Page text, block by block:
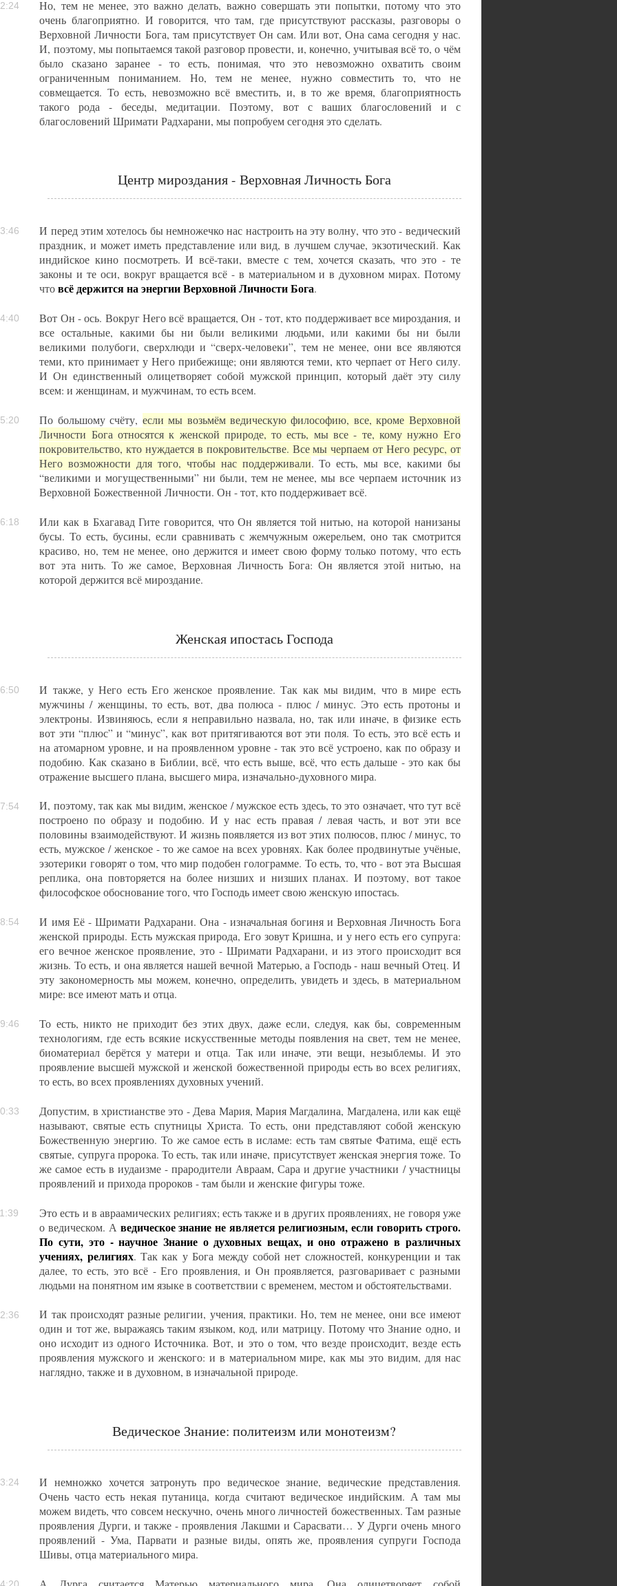
Но, тем не менее, это важно делать, важно совершать эти попытки, потому что это
очень благоприятно. И говорится, что там, где присутствуют рассказы, разговоры о
Верховной Личности Бога, там присутствует Он сам. Или вот, Она сама сегодня у нас.
И, поэтому, мы попытаемся такой разговор провести, и, конечно, учитывая всё то, о чём
было сказано заранее - то есть, понимая, что это невозможно охватить своим
ограниченным пониманием. Но, тем не менее, нужно совместить то, что не
совмещается. То есть, невозможно всё вместить, и, в то же время, благоприятность
такого рода - беседы, медитации. Поэтому, вот с ваших благословений и с
благословений Шримати Радхарани, мы попробуем сегодня это сделать.
Центр мироздания - Верховная Личность Бога
И перед этим хотелось бы немножечко нас настроить на эту волну, что это - ведический
праздник, и может иметь представление или вид, в лучшем случае, экзотический. Как
индийское кино посмотреть. И всё-таки, вместе с тем, хочется сказать, что это - те
законы и те оси, вокруг вращается всё - в материальном и в духовном мирах. Потому
чтовсё держится на энергии Верховной Личности Бога.
Вот Он - ось. Вокруг Него всё вращается, Он - тот, кто поддерживает все мироздания, и
все остальные, какими бы ни были великими людьми, или какими бы ни были
великими полубоги, сверхлюди и “сверх-человеки”, тем не менее, они все являются
теми, кто принимает у Него прибежище; они являются теми, кто черпает от Него силу.
И Он единственный олицетворяет собой мужской принцип, который даёт эту силу
всем: и женщинам, и мужчинам, то есть всем.
По большому счёту, если мы возьмём ведическую философию, все, кроме Верховной
Личности Бога относятся к женской природе, то есть, мы все - те, кому нужно Его
покровительство, кто нуждается в покровительстве. Все мы черпаем от Него ресурс, от
Него возможности для того, чтобы нас поддерживали. То есть, мы все, какими бы
“великими и могущественными” ни были, тем не менее, мы все черпаем источник из
Верховной Божественной Личности. Он - тот, кто поддерживает всё.
Или как в Бхагавад Гите говорится, что Он является той нитью, на которой нанизаны
бусы. То есть, бусины, если сравнивать с жемчужным ожерельем, оно так смотрится
красиво, но, тем не менее, оно держится и имеет свою форму только потому, что есть
вот эта нить. То же самое, Верховная Личность Бога: Он является этой нитью, на
которой держится всё мироздание.
Женская ипостась Господа
И также, у Него есть Его женское проявление. Так как мы видим, что в мире есть
мужчины / женщины, то есть, вот, два полюса - плюс / минус. Это есть протоны и
электроны. Извиняюсь, если я неправильно назвала, но, так или иначе, в физике есть
вот эти “плюс” и “минус”, как вот притягиваются вот эти поля. То есть, это всё есть и
на атомарном уровне, и на проявленном уровне - так это всё устроено, как по образу и
подобию. Как сказано в Библии, всё, что есть выше, всё, что есть дальше - это как бы
отражение высшего плана, высшего мира, изначально-духовного мира.
И, поэтому, так как мы видим, женское / мужское есть здесь, то это означает, что тут всё
построено по образу и подобию. И у нас есть правая / левая часть, и вот эти все
половины взаимодействуют. И жизнь появляется из вот этих полюсов, плюс / минус, то
есть, мужское / женское - то же самое на всех уровнях. Как более продвинутые учёные,
эзотерики говорят о том, что мир подобен голограмме. То есть, то, что - вот эта Высшая
реплика, она повторяется на более низших и низших планах. И поэтому, вот такое
философское обоснование того, что Господь имеет свою женскую ипостась.
И имя Её - Шримати Радхарани. Она - изначальная богиня и Верховная Личность Бога
женской природы. Есть мужская природа, Его зовут Кришна, и у него есть его супруга:
его вечное женское проявление, это - Шримати Радхарани, и из этого происходит вся
жизнь. То есть, и она является нашей вечной Матерью, а Господь - наш вечный Отец. И
эту закономерность мы можем, конечно, определить, увидеть и здесь, в материальном
мире: все имеют мать и отца.
То есть, никто не приходит без этих двух, даже если, следуя, как бы, современным
технологиям, где есть всякие искусственные методы появления на свет, тем не менее,
биоматериал берётся у матери и отца. Так или иначе, эти вещи, незыблемы. И это
проявление высшей мужской и женской божественной природы есть во всех религиях,
то есть, во всех проявлениях духовных учений.
Допустим, в христианстве это - Дева Мария, Мария Магдалина, Магдалена, или как ещё
называют, святые есть спутницы Христа. То есть, они представляют собой женскую
Божественную энергию. То же самое есть в исламе: есть там святые Фатима, ещё есть
святые, супруга пророка. То есть, так или иначе, присутствует женская энергия тоже. То
же самое есть в иудаизме - прародители Авраам, Сара и другие участники / участницы
проявлений и прихода пророков - там были и женские фигуры тоже.
Это есть и в авраамических религиях; есть также и в других проявлениях, не говоря уже
о ведическом. А ведическое знание не является религиозным, если говорить строго.
По сути, это - научное Знание о духовных вещах, и оно отражено в различных
учениях, религиях. Так как у Бога между собой нет сложностей, конкуренции и так
далее, то есть, это всё - Его проявления, и Он проявляется, разговаривает с разными
людьми на понятном им языке в соответствии с временем, местом и обстоятельствами.
И так происходят разные религии, учения, практики. Но, тем не менее, они все имеют
один и тот же, выражаясь таким языком, код, или матрицу. Потому что Знание одно, и
оно исходит из одного Источника. Вот, и это о том, что везде происходит, везде есть
проявления мужского и женского: и в материальном мире, как мы это видим, для нас
наглядно, также и в духовном, в изначальной природе.
Ведическое Знание: политеизм или монотеизм?
И немножко хочется затронуть про ведическое знание, ведические представления.
Очень часто есть некая путаница, когда считают ведическое индийским. А там мы
можем видеть, что совсем нескучно, очень много личностей божественных. Там разные
проявления Дурги, и также - проявления Лакшми и Сарасвати… У Дурги очень много
проявлений - Ума, Парвати и разные виды, опять же, проявления супруги Господа
Шивы, отца материального мира.